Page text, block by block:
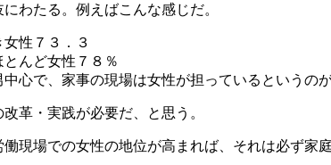
わたる。例えばこんな感じだ。
女性７３．３
んど女性７８％
心で、家事の現場は女性が担っているというの
革・実践が必要だ、と思う。
現場での女性の地位が高まれば、それは必ず家庭